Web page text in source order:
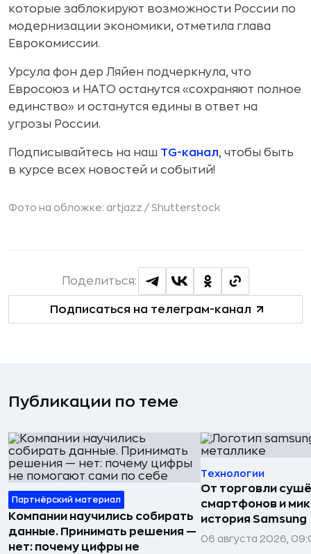
которые заблокируют возможности России по
модернизации экономики, отметила глава
Еврокомиссии.
Урсула фон дер Ляйен подчеркнула, что
Евросоюз и НАТО останутся «сохраняют полное
единство» и останутся едины в ответ на
угрозы России.
Подписывайтесь на наш TG-канал, чтобы быть
в курсе всех новостей и событий!
Фото на обложке: artjazz / Shutterstock
Подписаться на телеграм-канал
Поделиться:
Публикации по теме
Партнёрский материал
Компании научились собирать
данные. Принимать решения —
нет: почему цифры не
Технологии
От торговли
смартфонов и
история Samsung
06 августа 2026,